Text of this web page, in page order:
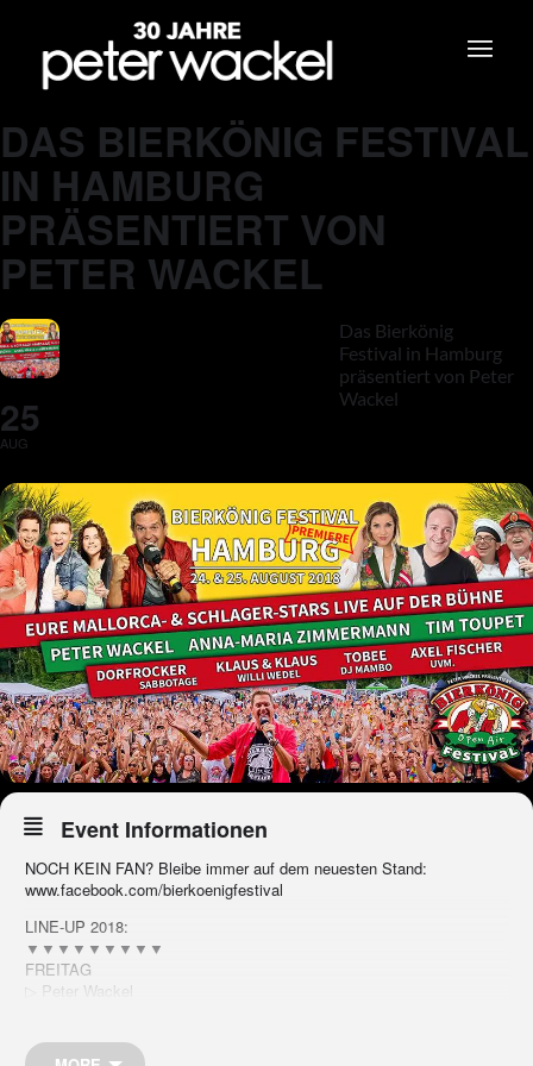
DAS BIERKÖNIG FESTIVAL
IN HAMBURG
PRÄSENTIERT VON
PETER WACKEL
25
AUG
Das Bierkönig
Festival in Hamburg
präsentiert von Peter
Wackel
Event Informationen
NOCH KEIN FAN? Bleibe immer auf dem neuesten Stand:
www.facebook.com/bierkoenigfestival
LINE-UP 2018:
▼▼▼▼▼▼▼▼▼
FREITAG
▷ Peter Wackel
▷ Axel Fischer